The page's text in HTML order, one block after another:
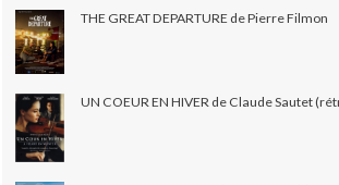
THE GREAT DEPARTURE de Pierre Filmon
UN COEUR EN HIVER de Claude Sautet